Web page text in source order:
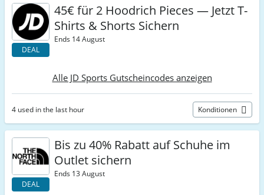
DEAL
45€ für 2 Hoodrich Pieces — Jetzt T-
Shirts & Shorts Sichern
Ends 14 August
Alle JD Sports Gutscheincodes anzeigen
4 used in the last hour Konditionen
DEAL
Bis zu 40% Rabatt auf Schuhe im
Outlet sichern
Ends 13 August